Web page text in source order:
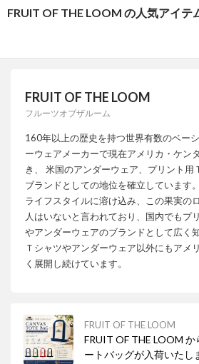
FRUIT OF THE LOOM の人気アイテ
FRUIT OF THE LOOM
フルーツオブザルーム
160年以上の歴史を持つ世界有数のベー
ーウェアメーカーで現在アメリカ・ケン
き、 米国のアンダーウェア、プリント用
ブランドとしての地位を確立しています
ライフスタイルに溶け込み、この果実の
人はいないと言われており、国内でもプ
やアンダーウェアのブランドとして広く
Ｔシャツやアンダーウェア以外にもアメ
く展開し続けています。
FRUIT OF THE LOOM
FRUIT OF THE LOOM
ートバッグが入荷いたし